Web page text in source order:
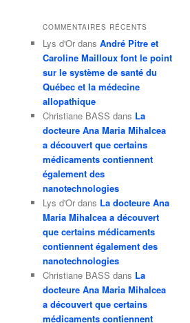
COMMENTAIRES RÉCENTS
Lys d'Or dans André Pitre et
Caroline Mailloux font le point
sur le système de santé du
Québec et la médecine
allopathique
Christiane BASS dans La
docteure Ana Maria Mihalcea
a découvert que certains
médicaments contiennent
également des
nanotechnologies
Lys d'Or dans La docteure Ana
Maria Mihalcea a découvert
que certains médicaments
contiennent également des
nanotechnologies
Christiane BASS dans La
docteure Ana Maria Mihalcea
a découvert que certains
médicaments contiennent